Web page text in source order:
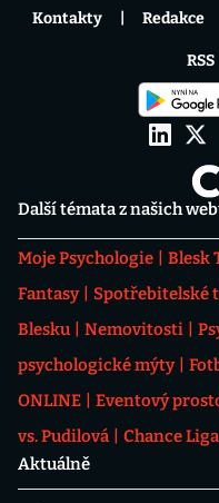
Další témata z našich
Moje Psychologie Blesk
Fantasy
Spotřebitelské
Blesku
Nemovitosti
psychologické mýty
ONLINE
Eventový
vs. Pudilová
Chance
Aktuálně
Kontakty Redakce
RSS